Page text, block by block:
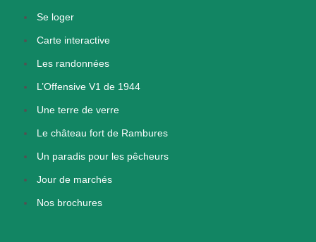
Se loger
Carte interactive
Les randonnées
L’Offensive V1 de 1944
Une terre de verre
Le château fort de Rambures
Un paradis pour les pêcheurs
Jour de marchés
Nos brochures